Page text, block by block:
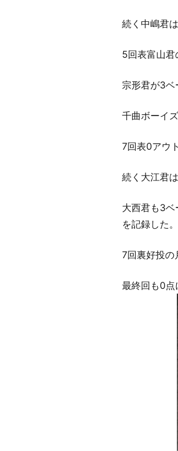
続く中嶋君
5回表富山君
宗形君が3ベ
千曲ボーイ
7回表0アウ
続く大江君
大西君も3ベ
を記録した。
7回裏好投の
最終回も0点